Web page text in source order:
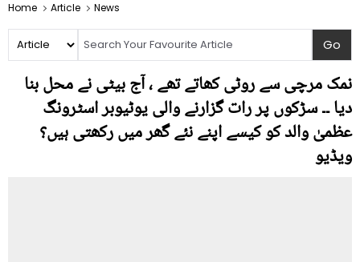
Home Article News
نمک مرچی سے روٹی کھاتے تھے ، آج بیٹی نے محل بنا
دیا ۔۔ سڑکوں پر رات گزارنے والی یوٹیوبر اسٹرونگ
عظمیٰ والد کو کیسے اپنے نئے گھر میں رکھتی ہیں؟
ویڈیو